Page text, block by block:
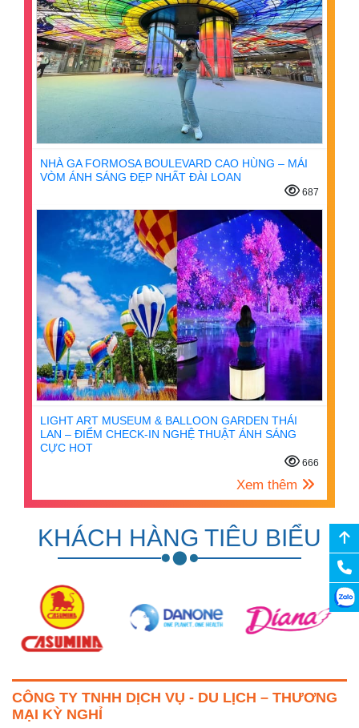
NHÀ GA FORMOSA BOULEVARD CAO HÙNG – MÁI
VÒM ÁNH SÁNG ĐẸP NHẤT ĐÀI LOAN
687
LIGHT ART MUSEUM & BALLOON GARDEN THÁI
LAN – ĐIỂM CHECK-IN NGHỆ THUẬT ÁNH SÁNG
CỰC HOT
666
Xem thêm
KHÁCH HÀNG TIÊU BIỂU
CÔNG TY TNHH DỊCH VỤ - DU LỊCH – THƯƠNG
MẠI KỲ NGHỈ